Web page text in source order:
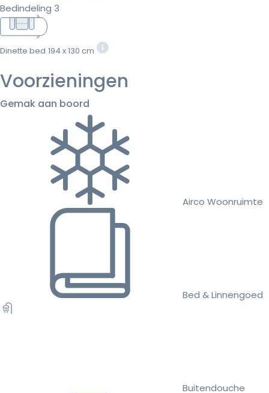
Bedindeling 3
Dinette bed 194 x 130 cm
Voorzieningen
Gemak aan boord
Airco Woonruimte
Bed & Linnengoed
Buitendouche